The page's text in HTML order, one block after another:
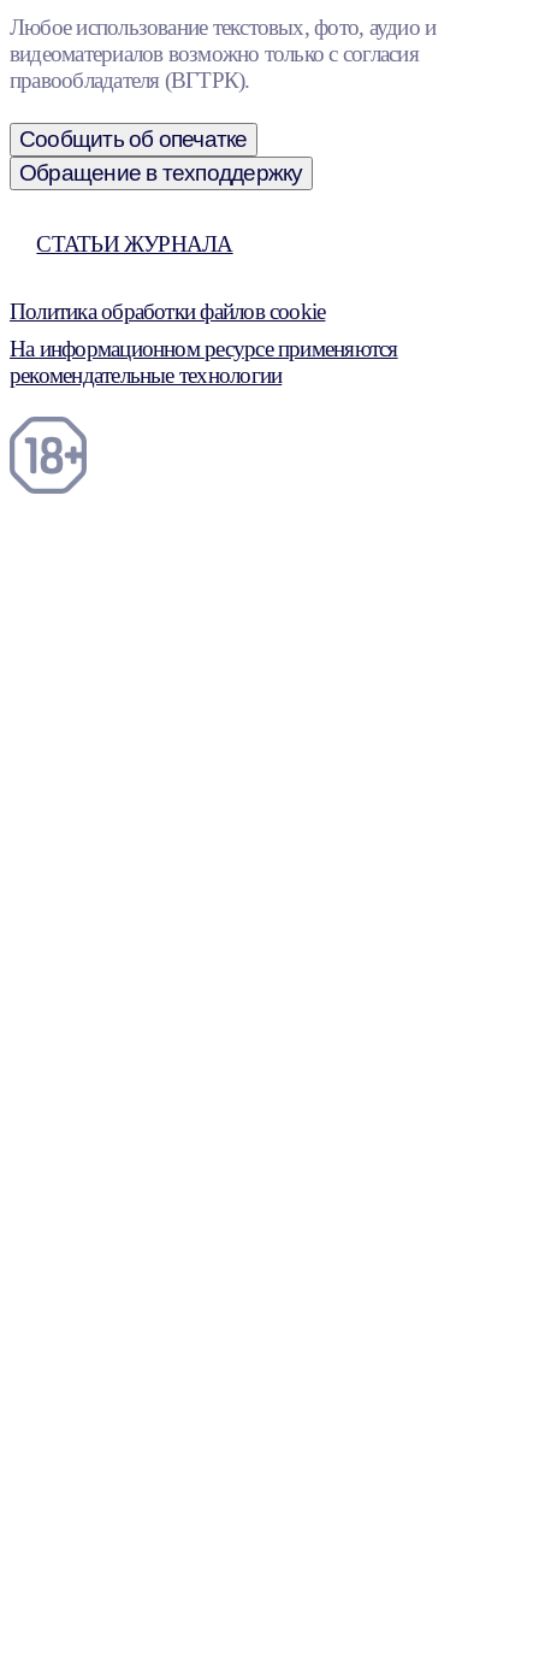
Любое использование текстовых, фото, аудио и
видеоматериалов возможно только с согласия
правообладателя (ВГТРК).
Сообщить об опечатке
Обращение в техподдержку
СТАТЬИ ЖУРНАЛА
Политика обработки файлов cookie
На информационном ресурсе применяются
рекомендательные технологии